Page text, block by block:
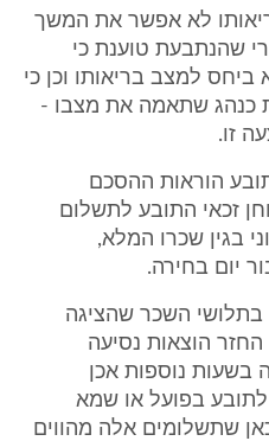
לא אפשר את המשך
שהנתבעת טוענת כי
ביחס למצב בריאותו וכן כי
כנהג שתאמה את מצבו -
זו.
הוראות ההסכם
זכאי התובע לתשלום
בגין שכרו המלא,
יום בחירה.
בתלושי השכר שהציגה
החזר הוצאות נסיעה
בשעות נוספות אכן
בפועל או שמא
שתשלומים אלה מהווים